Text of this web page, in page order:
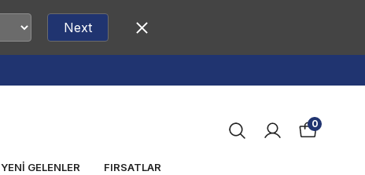
Next
YENİ GELENLER FIRSATLAR
0